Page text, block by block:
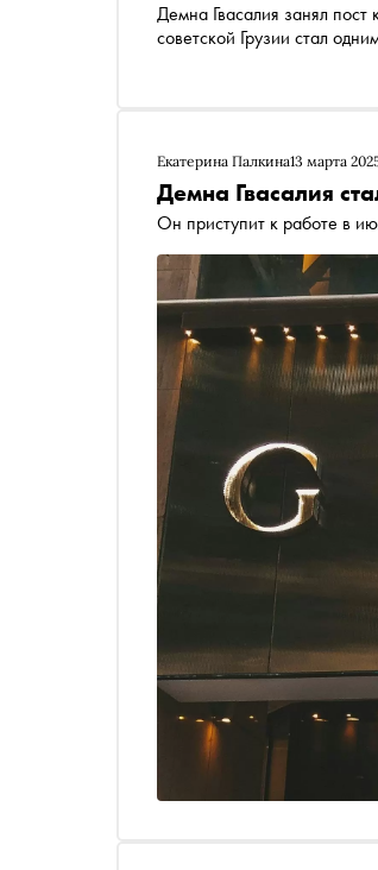
Демна Гвасалия занял пост креативного директора Gucci. «Сноб» рассказывает, как выходец из
советской Грузии стал
Екатерина Палкина13 марта
Демна Гвасалия
Он приступит к работе в